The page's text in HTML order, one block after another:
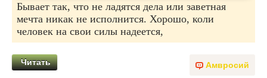
Бывает так, что не ладятся дела или заветная
мечта никак не исполнится. Хорошо, коли
человек на свои силы надеется,
Амвросий
Читать